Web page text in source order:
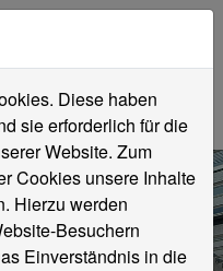
Diese haben
sie erforderlich für die
Website. Zum
Cookies unsere Inhalte
Hierzu werden
Besuchern
Einverständnis in die